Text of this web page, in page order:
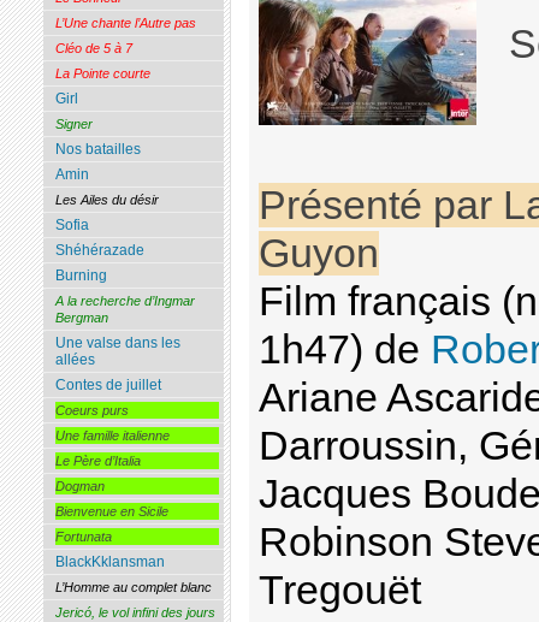
Présenté par
Guyon
Film français
1h47) de
Ariane
Darroussin,
Jacques
Robinson
Tregouët
L’Une chante l’Autre pas
Cléo de 5 à 7
La Pointe courte
Girl
Signer
Nos batailles
Amin
Les Ailes du désir
Sofia
Shéhérazade
Burning
A la recherche d’Ingmar
Bergman
Une valse dans les
allées
Contes de juillet
Coeurs purs
Une famille italienne
Le Père d’Italia
Dogman
Bienvenue en Sicile
Fortunata
BlackKklansman
L’Homme au complet blanc
Jericó, le vol infini des jours